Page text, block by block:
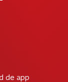
de app